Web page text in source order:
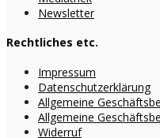
Newsletter
Rechtliches etc.
Impressum
Datenschutzerklärung
Allgemeine
Allgemeine
Widerruf